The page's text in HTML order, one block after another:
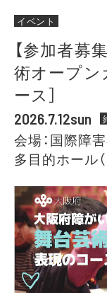
イベント
【参加者募
術オープン
ース］
2026.7.12sun
会場：国際障
多目的ホール（